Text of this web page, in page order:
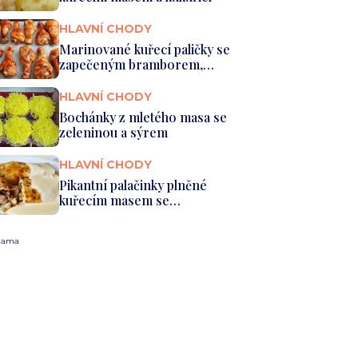
HLAVNÍ CHODY
Marinované kuřecí paličky se
zapečeným bramborem,
žampi...
HLAVNÍ CHODY
Bochánky z mletého masa se
zeleninou a sýrem
HLAVNÍ CHODY
Pikantní palačinky plněné
kuřecím masem se
smetanovou o...